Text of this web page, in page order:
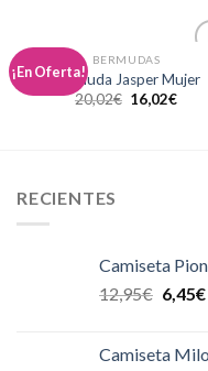
¡En Oferta!
a la
BERMUDAS
Bermuda Jasper Mujer
20,02€ 16,02€
RECIENTES
Camiseta
12,95€ 6,45€
Camiseta